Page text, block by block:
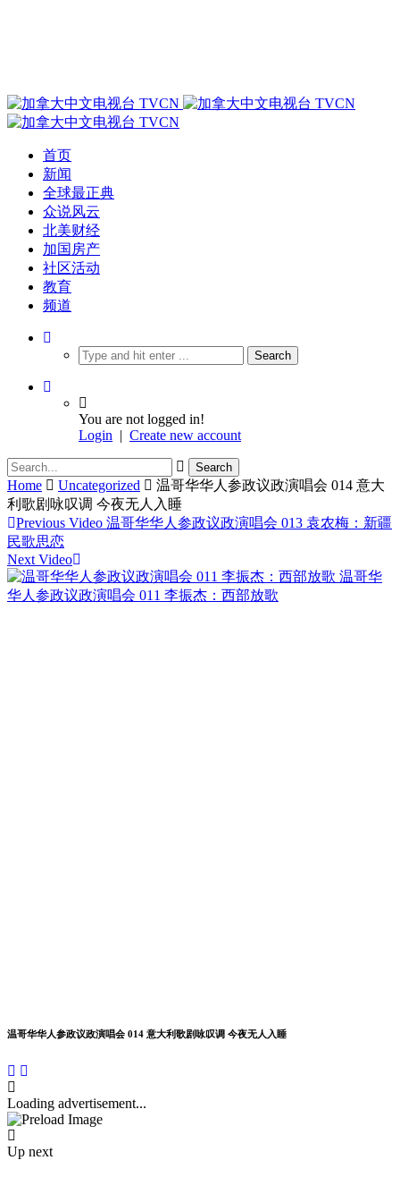
首页
新闻
全球最正典
众说风云
北美财经
加国房产
社区活动
教育
频道
You are not logged in!
Login | Create new account
Home Uncategorized
温哥华华人参政议政演唱会 014 意大
利歌剧咏叹调 今夜无人入睡
Previous Video 温哥华华人参政议政演唱会 013 袁农梅：新疆
民歌思恋
Next Video
温哥华
华人参政议政演唱会 011 李振杰：西部放歌
温哥华华人参政议政演唱会 014 意大利歌剧咏叹调 今夜无人入睡
Loading advertisement...
Up next